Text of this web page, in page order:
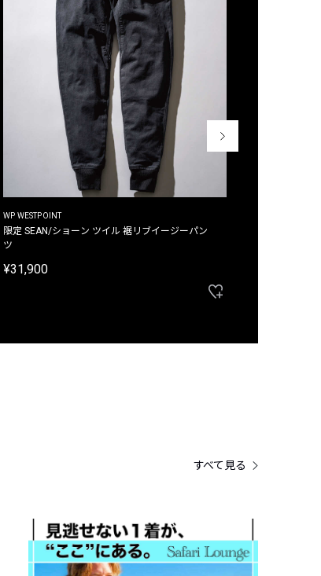
WP WESTPOINT
限定 SEAN/ショーン ツイル 裾リブイージーパン
ツ
¥31,900
すべて見る